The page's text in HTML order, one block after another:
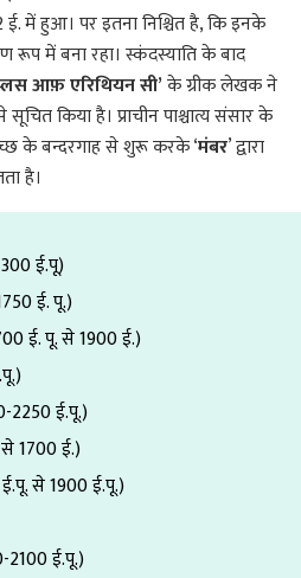
ई.पू)
ई. पू.)
ई. पू. से 1900 ई.)
2250 ई.पू.)
1700 ई.)
से 1900 ई.पू.)
2100 ई.पू.)
में हुआ। पर इतना निश्चित है, कि इनके
रूप में बना रहा। स्कंदस्याति के बाद
आफ़ एरिथियन सी’के ग्रीक लेखक ने
किया है। प्राचीन पाश्चात्य संसार के
के बन्दरगाह से शुरू करके ‘मंबर’ द्वारा
है।